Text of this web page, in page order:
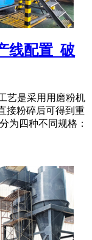
线配置_破
艺是采用用磨粉机
接粉碎后可得到重
为四种不同规格：